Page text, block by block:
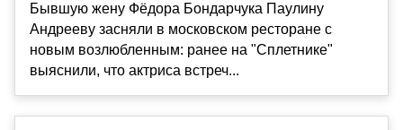
Бывшую жену Фёдора Бондарчука Паулину
Андрееву засняли в московском ресторане с
новым возлюбленным: ранее на "Сплетнике"
выяснили, что актриса встреч...